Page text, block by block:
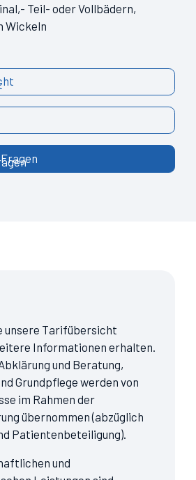
Teil- oder Vollbädern,
Wickeln
unsere Tarifübersicht
Informationen erhalten.
und Beratung,
Grundpflege werden von
im Rahmen der
übernommen (abzüglich
Patientenbeteiligung).
und